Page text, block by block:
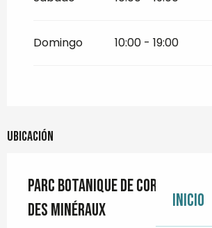
Inicio
Domingo 10:00 - 19:00
Ubicación
Parc botanique de Cornouaille
des Minéraux